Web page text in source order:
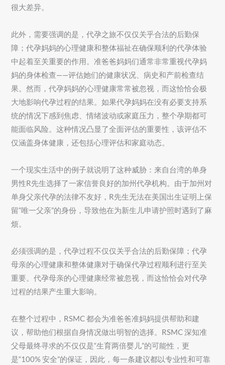
很大差异。
此外，需要强调的是，代孕之旅不仅仅关乎合法的后勤保
障；代孕妈妈的心理健康和整体福祉在确保顺利的代孕体验
中起着至关重要的作用。准爸爸妈妈们通常非常重视代孕妈
妈的身体检查——评估她们的健康状况、病史和产前检查结
果。然而，代孕妈妈的心理健康常常被忽视，而这恰恰会极
大地影响代孕过程的结果。如果代孕妈妈在没有必要支持系
统的情况下感到焦虑、情绪波动或家庭压力，整个孕期都可
能面临风险。这种情况凸显了全面评估的重要性，该评估不
仅涵盖身体健康，还包括心理评估和家庭动态。
一个现实生活中的例子就说明了这种威胁：来自台湾的单身
男性R先生选择了一家信誉良好的加州代孕机构。由于加州对
单身父亲代孕的法律不友好，R先生无法在美国出生证明上保
留“唯一父亲”的身份，导致他在为新生儿申请护照时遇到了麻
烦。
必须强调的是，代孕过程不仅仅关乎合法的后勤保障；代孕
母亲的心理健康和整体健康对于确保代孕过程顺利进行至关
重要。代孕母亲的心理健康经常被忽视，而这恰恰会对代孕
过程的结果产生重大影响。
在整个过程中，RSMC 都会为准爸爸准妈妈提供帮助和建
议，帮助他们根据自身情况做出明智的选择。RSMC 深知准
父母最终寻求的不仅仅是“生育两倍婴儿”的可能性，更
是“100% 安全”的保证，因此，每一条建议都以专业性和可靠